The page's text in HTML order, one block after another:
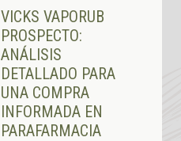
VICKS VAPORUB
PROSPECTO:
ANÁLISIS
DETALLADO PARA
UNA COMPRA
INFORMADA EN
PARAFARMACIA